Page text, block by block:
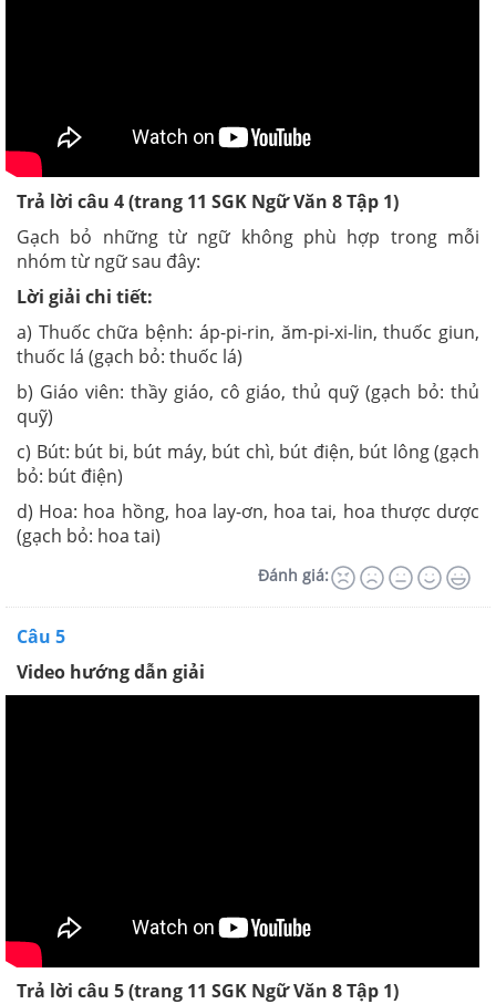
Trả lời câu 4 (trang 11 SGK Ngữ Văn 8 Tập 1)
Gạch bỏ những từ ngữ không phù hợp trong mỗi
nhóm từ ngữ sau đây:
Lời giải chi tiết:
a) Thuốc chữa bệnh: áp-pi-rin, ăm-pi-xi-lin, thuốc giun,
thuốc lá (gạch bỏ: thuốc lá)
b) Giáo viên: thầy giáo, cô giáo, thủ quỹ (gạch bỏ: thủ
quỹ)
c) Bút: bút bi, bút máy, bút chì, bút điện, bút lông (gạch
bỏ: bút điện)
d) Hoa: hoa hồng, hoa lay-ơn, hoa tai, hoa thược dược
(gạch bỏ: hoa tai)
Đánh giá:
Câu 5
Video hướng dẫn giải
Trả lời câu 5 (trang 11 SGK Ngữ Văn 8 Tập 1)